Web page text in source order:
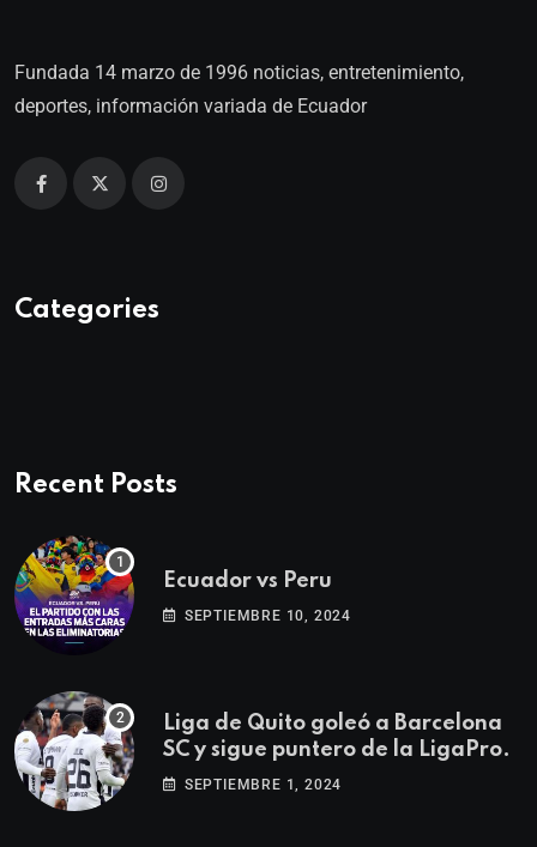
Fundada 14 marzo de 1996 noticias, entretenimiento,
deportes, información variada de Ecuador
Categories
Recent Posts
Ecuador vs Peru
SEPTIEMBRE 10, 2024
Liga de Quito goleó a Barcelona
SC y sigue puntero de la LigaPro.
SEPTIEMBRE 1, 2024